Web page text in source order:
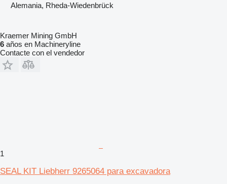
Alemania, Rheda-Wiedenbrück
Kraemer Mining GmbH
6 años en Machineryline
Contacte con el vendedor
1
SEAL KIT Liebherr 9265064 para excavadora